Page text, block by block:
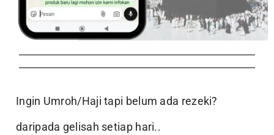
Ingin Umroh/Haji tapi belum ada rezeki?
daripada gelisah setiap hari..